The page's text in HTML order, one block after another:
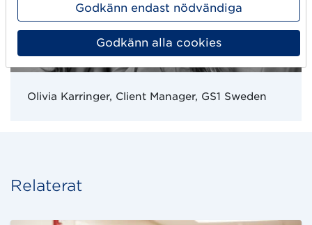
Olivia Karringer, Client Manager, GS1 Sweden
Relaterat
Godkänn endast nödvändiga
Godkänn alla cookies